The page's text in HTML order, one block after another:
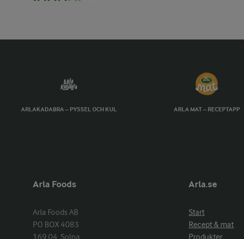
ARLAKADABRA – PYSSEL OCH KUL ARLA MAT – RECEPTAPP
Arla Foods
Arla Foods AB
PO BOX 4083
169 04  Solna
Arla.se
Start
Recept & mat
Produkter